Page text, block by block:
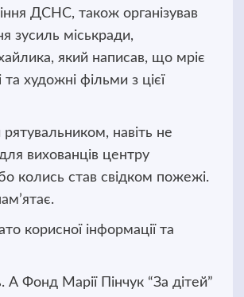
ДСНС, також організував
зусиль міськради,
який написав, що мріє
художні фільми з цієї
навіть не
вихованців центру
колись став свідком пожежі.
корисної інформації та
Фонд Марії Пінчук “За дітей”